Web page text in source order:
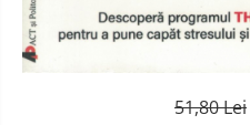
51,80 Lei